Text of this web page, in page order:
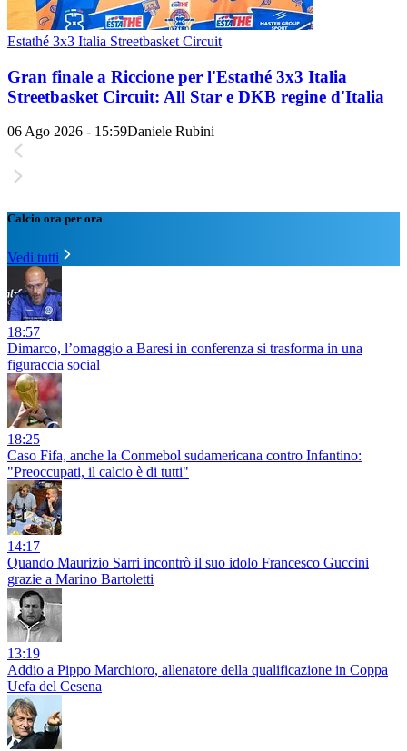
Estathé 3x3 Italia Streetbasket Circuit
Gran finale a Riccione per l'Estathé 3x3 Italia
Streetbasket Circuit: All Star e DKB regine d'Italia
06 Ago 2026 - 15:59Daniele Rubini
Calcio ora per ora
Vedi tutti
18:57
Dimarco, l’omaggio a Baresi in conferenza si trasforma in una
figuraccia social
18:25
Caso Fifa, anche la Conmebol sudamericana contro Infantino:
"Preoccupati, il calcio è di tutti"
14:17
Quando Maurizio Sarri incontrò il suo idolo Francesco Guccini
grazie a Marino Bartoletti
13:19
Addio a Pippo Marchioro, allenatore della qualificazione in Coppa
Uefa del Cesena